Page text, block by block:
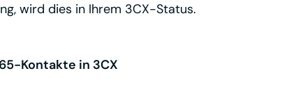
wird dies in Ihrem 3CX-Status.
Kontakte in 3CX